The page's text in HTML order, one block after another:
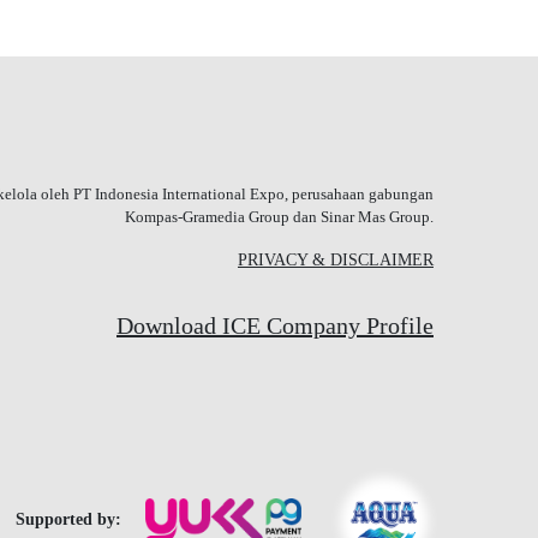
oleh PT Indonesia International Expo, perusahaan gabungan
Kompas-Gramedia Group dan Sinar Mas Group.
PRIVACY & DISCLAIMER
Download ICE Company Profile
Supported by: